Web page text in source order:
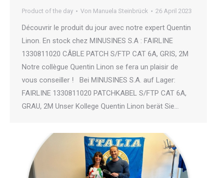
Product of the day Von Manuela Steinbrück 26 April 2023
Découvrir le produit du jour avec notre expert Quentin
Linon. En stock chez MINUSINES S.A : FAIRLINE
1330811020 CÂBLE PATCH S/FTP CAT 6A, GRIS, 2M
Notre collègue Quentin Linon se fera un plaisir de
vous conseiller ! Bei MINUSINES S.A. auf Lager:
FAIRLINE 1330811020 PATCHKABEL S/FTP CAT 6A,
GRAU, 2M Unser Kollege Quentin Linon berät Sie…